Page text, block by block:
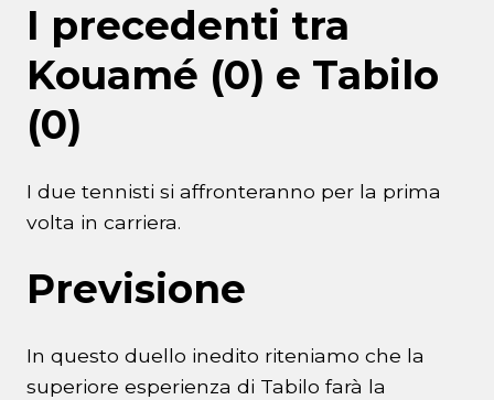
I precedenti tra
Kouamé (0) e Tabilo
(0)
I due tennisti si affronteranno per la prima
volta in carriera.
Previsione
In questo duello inedito riteniamo che la
superiore esperienza di Tabilo farà la